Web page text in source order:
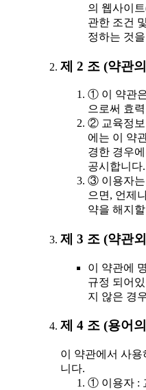
의 웹사이
관한 조건
정하는 것
제 2 조 (약관
① 이 약관
으로써 효
② 교육정보
에는 이 약
경한 경우
공시합니다.
③ 이용자는
으면, 언제
약을 해지
제 3 조 (약관
이 약관에
규정 되어
지 않은 경
제 4 조 (용어
이 약관에서 사
니다.
① 이용자 :